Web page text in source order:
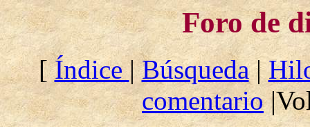
Foro de
[Índice|Búsqueda|
comentario